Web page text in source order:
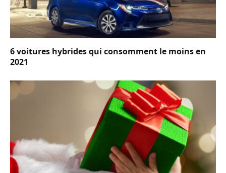
6 voitures hybrides qui consomment le moins en
2021